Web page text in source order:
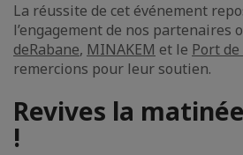
La réussite de cet événement
l’engagement de nos partenaires
deRabane, MINAKEM et le Port
remercions pour leur soutien.
Revives la
!